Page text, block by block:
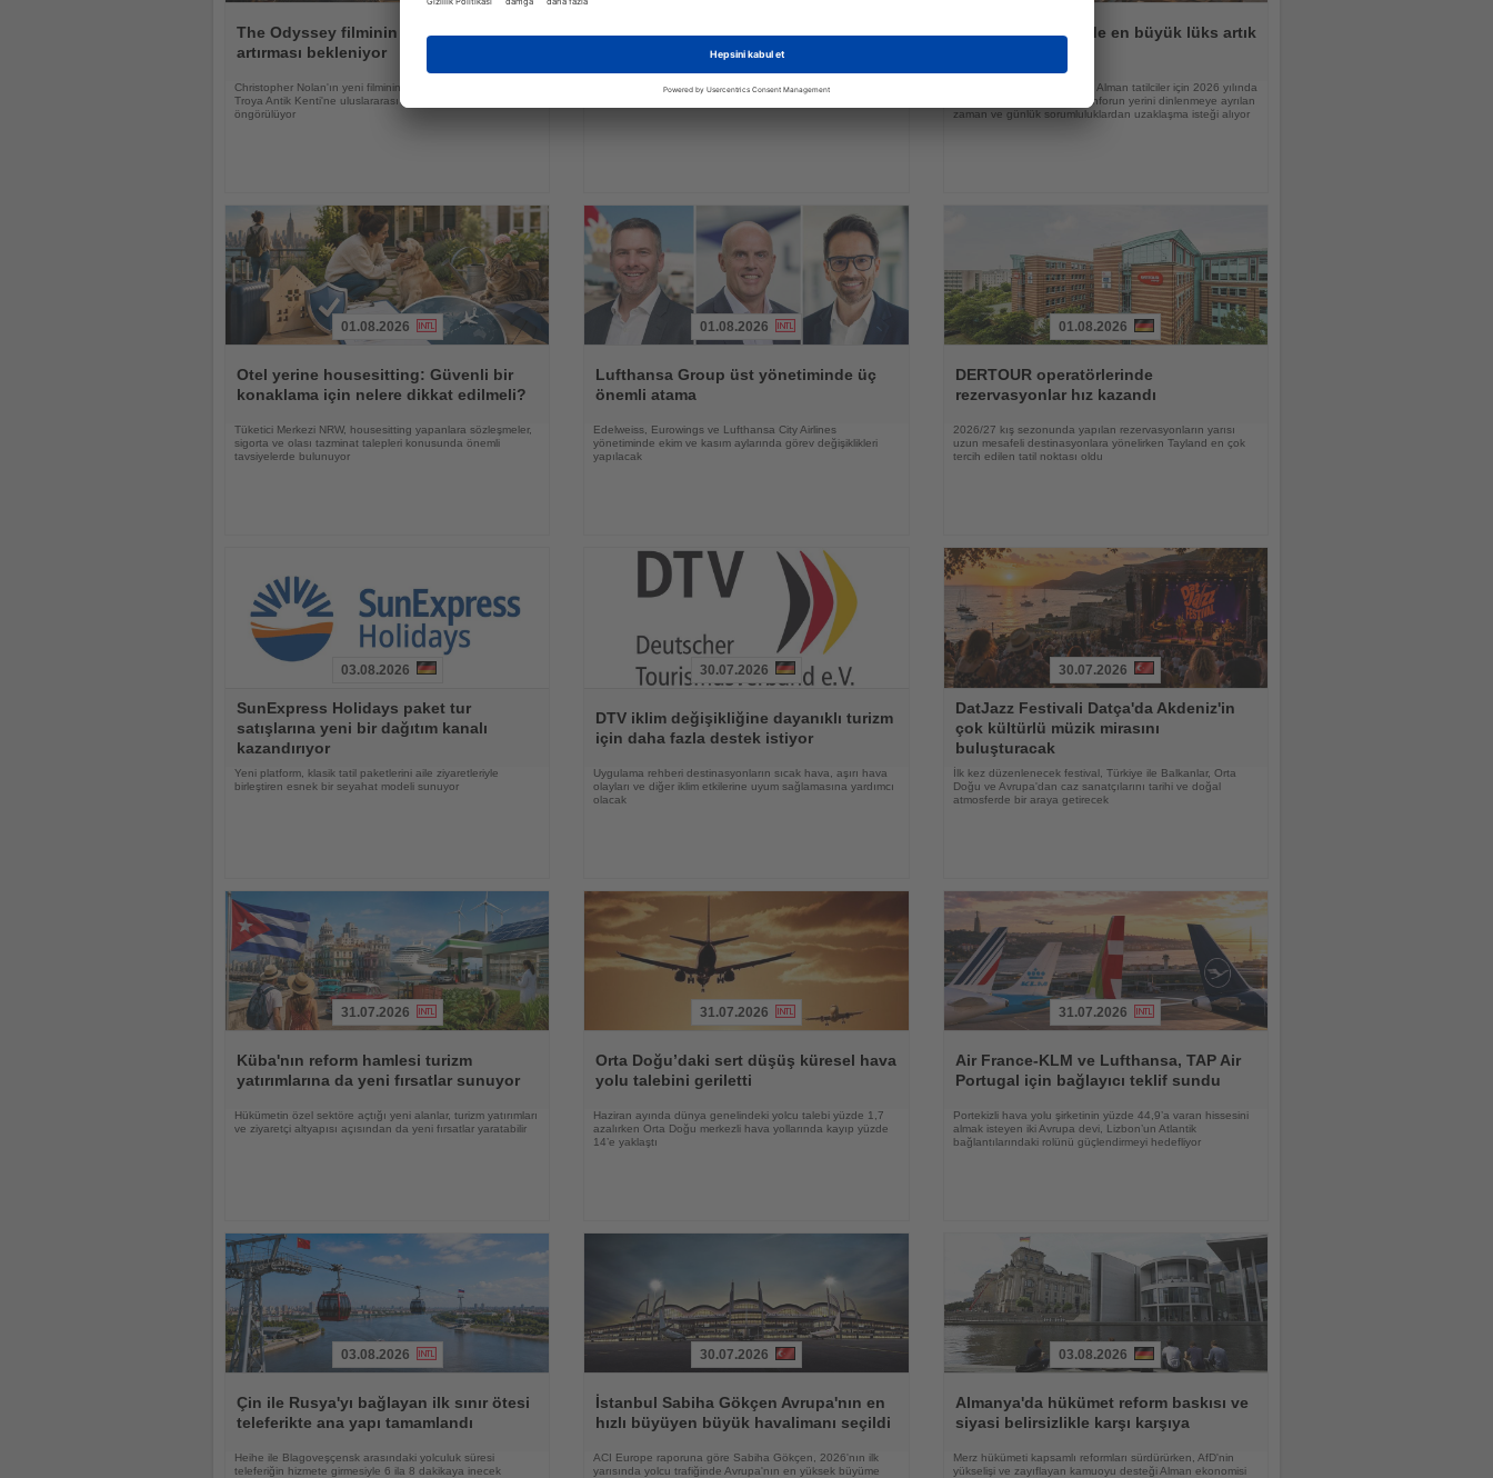
Oku
The Odyssey filminin Troya'ya ilgiyi
artırması bekleniyor
Christopher Nolan'ın yeni filminin UNESCO Dünya Mirası
Troya Antik Kenti'ne uluslararası ilgiyi güçlendirmesi
öngörülüyor
Haberi
Kapadokya Balon Festivali 30 figürlü
balonla başladı
Dokuz ülkeden gelen sıcak hava balonları gün doğumunda
Almanlar için tatilde en büyük lüks artık
YouGov araştırmasına göre Alman tatilciler için 2026 yılında
lüksün anlamı değişiyor; konforun yerini dinlenmeye ayrılan
zaman ve günlük sorumluluklardan uzaklaşma isteği alıyor
Oku
01.08.2026
Otel yerine housesitting: Güvenli bir
konaklama için nelere dikkat edilmeli?
Tüketici Merkezi NRW, housesitting yapanlara sözleşmeler,
sigorta ve olası tazminat talepleri konusunda önemli
tavsiyelerde bulunuyor
Oku
01.08.2026
Lufthansa Group üst yönetiminde üç
önemli atama
Edelweiss, Eurowings ve Lufthansa City Airlines
yönetiminde ekim ve kasım aylarında görev değişiklikleri
yapılacak
Oku
01.08.2026
DERTOUR operatörlerinde
rezervasyonlar hız kazandı
2026/27 kış sezonunda yapılan rezervasyonların yarısı
uzun mesafeli destinasyonlara yönelirken Tayland en çok
tercih edilen tatil noktası oldu
Oku
03.08.2026
SunExpress Holidays paket tur
satışlarına yeni bir dağıtım kanalı
kazandırıyor
Yeni platform, klasik tatil paketlerini aile ziyaretleriyle
birleştiren esnek bir seyahat modeli sunuyor
Oku
30.07.2026
DTV iklim değişikliğine dayanıklı turizm
için daha fazla destek istiyor
Uygulama rehberi destinasyonların sıcak hava, aşırı hava
olayları ve diğer iklim etkilerine uyum sağlamasına yardımcı
olacak
Oku
30.07.2026
DatJazz Festivali Datça'da Akdeniz'in
çok kültürlü müzik mirasını
buluşturacak
İlk kez düzenlenecek festival, Türkiye ile Balkanlar, Orta
Doğu ve Avrupa'dan caz sanatçılarını tarihi ve doğal
atmosferde bir araya getirecek
Oku
31.07.2026
Küba'nın reform hamlesi turizm
yatırımlarına da yeni fırsatlar sunuyor
Hükümetin özel sektöre açtığı yeni alanlar, turizm yatırımları
ve ziyaretçi altyapısı açısından da yeni fırsatlar yaratabilir
Oku
31.07.2026
Orta Doğu’daki sert düşüş küresel hava
yolu talebini geriletti
Haziran ayında dünya genelindeki yolcu talebi yüzde 1,7
azalırken Orta Doğu merkezli hava yollarında kayıp yüzde
14’e yaklaştı
Oku
31.07.2026
Air France-KLM ve Lufthansa, TAP Air
Portugal için bağlayıcı teklif sundu
Portekizli hava yolu şirketinin yüzde 44,9’a varan hissesini
almak isteyen iki Avrupa devi, Lizbon’un Atlantik
bağlantılarındaki rolünü güçlendirmeyi hedefliyor
Oku
03.08.2026
Çin ile Rusya'yı bağlayan ilk sınır ötesi
teleferikte ana yapı tamamlandı
Heihe ile Blagoveşçensk arasındaki yolculuk süresi
teleferiğin hizmete girmesiyle 6 ila 8 dakikaya inecek
Oku
30.07.2026
İstanbul Sabiha Gökçen Avrupa'nın en
hızlı büyüyen büyük havalimanı seçildi
ACI Europe raporuna göre Sabiha Gökçen, 2026'nın ilk
yarısında yolcu trafiğinde Avrupa'nın en yüksek büyüme
Oku
03.08.2026
Almanya'da hükümet reform baskısı ve
siyasi belirsizlikle karşı karşıya
Merz hükümeti kapsamlı reformları sürdürürken, AfD'nin
yükselişi ve zayıflayan kamuoyu desteği Alman ekonomisi